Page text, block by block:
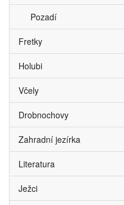
Pozadí
Fretky
Holubi
Včely
Drobnochovy
Zahradní jezírka
Literatura
Ježci